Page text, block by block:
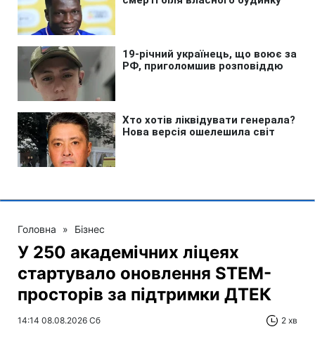
Головна » Бізнес
У 250 академічних ліцеях
стартувало оновлення STEM-
просторів за підтримки ДТЕК​‌
14:14 08.08.2026 Сб 2 хв